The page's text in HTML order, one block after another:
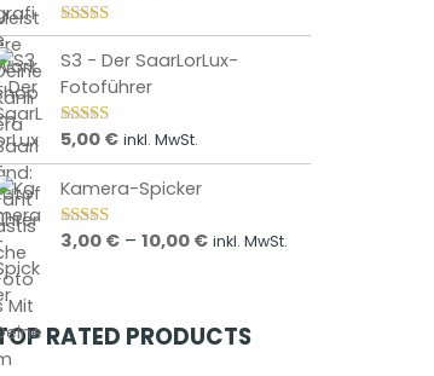
Bewertet mit
5.00von 5
S3 - Der SaarLorLux-
Fotoführer
Bewertet mit
5,00 € inkl. MwSt.
Kamera-Spicker
Bewertet mit
3,00 € – 10,00 €P
s
inkl. MwSt.
RATED PRODUCTS